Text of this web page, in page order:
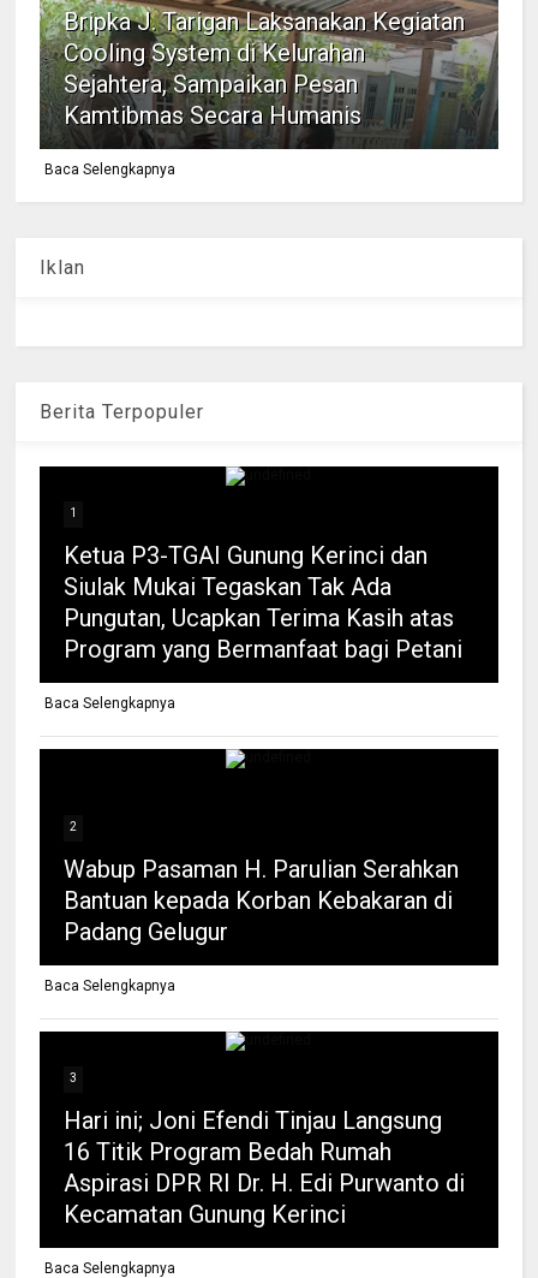
Bripka J. Tarigan Laksanakan Kegiatan
Cooling System di Kelurahan
Sejahtera, Sampaikan Pesan
Kamtibmas Secara Humanis
Baca Selengkapnya
Iklan
Berita Terpopuler
1
Ketua P3-TGAI Gunung Kerinci dan
Siulak Mukai Tegaskan Tak Ada
Pungutan, Ucapkan Terima Kasih atas
Program yang Bermanfaat bagi Petani
Baca Selengkapnya
2
Wabup Pasaman H. Parulian Serahkan
Bantuan kepada Korban Kebakaran di
Padang Gelugur
Baca Selengkapnya
3
Hari ini; Joni Efendi Tinjau Langsung
16 Titik Program Bedah Rumah
Aspirasi DPR RI Dr. H. Edi Purwanto di
Kecamatan Gunung Kerinci
Baca Selengkapnya